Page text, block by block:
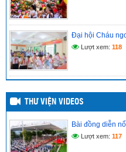
Những thay đổi
nắm rõ Mai Hạ • 03/
(03/09/2025)
Đại hội Cháu
Lượt xem: 118
THƯ VIỆN VIDEOS
Bài đồng diễn
Lượt xem: 117